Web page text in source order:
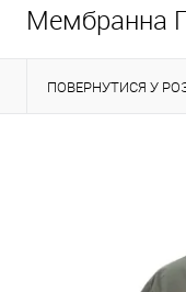
Мембранна
ПОВЕРНУТИСЯ У